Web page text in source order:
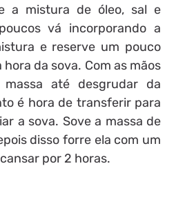
a mistura de óleo, sal e
vá incorporando a
e reserve um pouco
da sova. Com as mãos
até desgrudar da
é hora de transferir para
a sova. Sove a massa de
disso forre ela com um
por 2 horas.